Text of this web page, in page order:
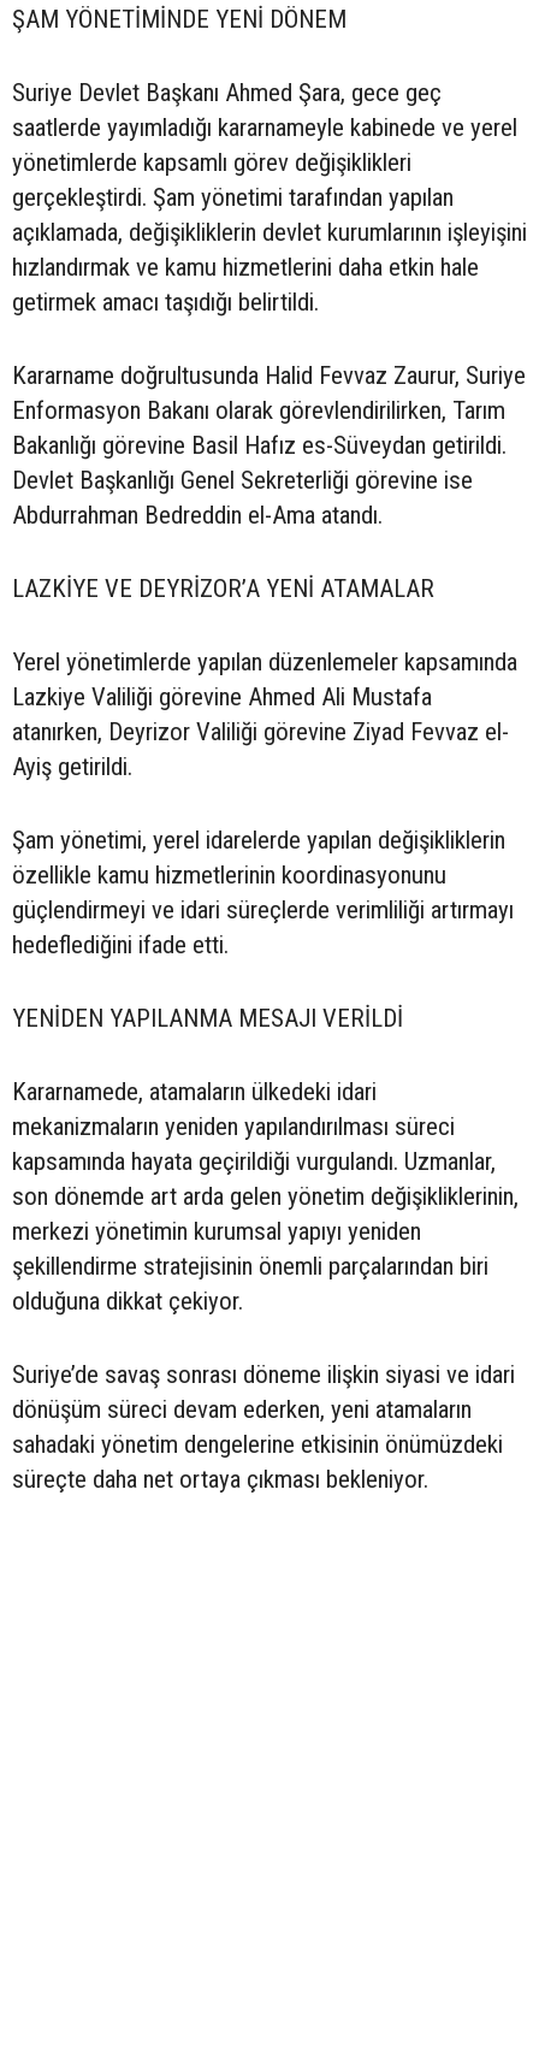
ŞAM YÖNETİMİNDE YENİ DÖNEM
Suriye Devlet Başkanı Ahmed Şara, gece geç
saatlerde yayımladığı kararnameyle kabinede ve yerel
yönetimlerde kapsamlı görev değişiklikleri
gerçekleştirdi. Şam yönetimi tarafından yapılan
açıklamada, değişikliklerin devlet kurumlarının işleyişini
hızlandırmak ve kamu hizmetlerini daha etkin hale
getirmek amacı taşıdığı belirtildi.
Kararname doğrultusunda Halid Fevvaz Zaurur, Suriye
Enformasyon Bakanı olarak görevlendirilirken, Tarım
Bakanlığı görevine Basil Hafız es-Süveydan getirildi.
Devlet Başkanlığı Genel Sekreterliği görevine ise
Abdurrahman Bedreddin el-Ama atandı.
LAZKİYE VE DEYRİZOR’A YENİ ATAMALAR
Yerel yönetimlerde yapılan düzenlemeler kapsamında
Lazkiye Valiliği görevine Ahmed Ali Mustafa
atanırken, Deyrizor Valiliği görevine Ziyad Fevvaz el-
Ayiş getirildi.
Şam yönetimi, yerel idarelerde yapılan değişikliklerin
özellikle kamu hizmetlerinin koordinasyonunu
güçlendirmeyi ve idari süreçlerde verimliliği artırmayı
hedeflediğini ifade etti.
YENİDEN YAPILANMA MESAJI VERİLDİ
Kararnamede, atamaların ülkedeki idari
mekanizmaların yeniden yapılandırılması süreci
kapsamında hayata geçirildiği vurgulandı. Uzmanlar,
son dönemde art arda gelen yönetim değişikliklerinin,
merkezi yönetimin kurumsal yapıyı yeniden
şekillendirme stratejisinin önemli parçalarından biri
olduğuna dikkat çekiyor.
Suriye’de savaş sonrası döneme ilişkin siyasi ve idari
dönüşüm süreci devam ederken, yeni atamaların
sahadaki yönetim dengelerine etkisinin önümüzdeki
süreçte daha net ortaya çıkması bekleniyor.